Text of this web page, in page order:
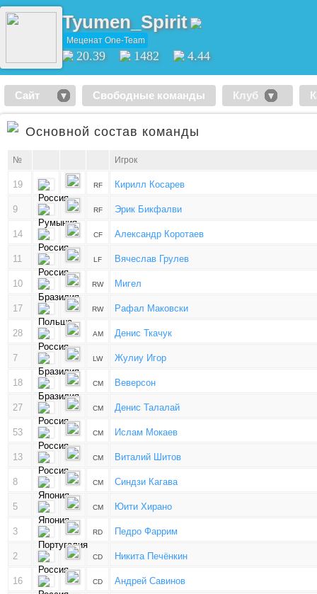
Tyumen_Spirit
Меценат One-Team
20.39 1482 4.44
Сайт Свободные команды Клуб
Основной состав команды
№ Игрок
19 RF Кирилл Косарев
9 RF Эрик Бикфалви
14 CF Александр Коротаев
11 LF Вячеслав Грулев
10 RW Мигел
17 RW Рафал Маковски
28 AM Денис Ткачук
7 LW Жулиу Игор
18 CM Веверсон
27 CM Денис Талалай
53 CM Ислам Мокаев
13 CM Виталий Шитов
8 CM Синдзи Кагава
5 CM Юити Хирано
3 RD Педро Фаррим
2 CD Никита Печёнкин
16 CD Андрей Савинов